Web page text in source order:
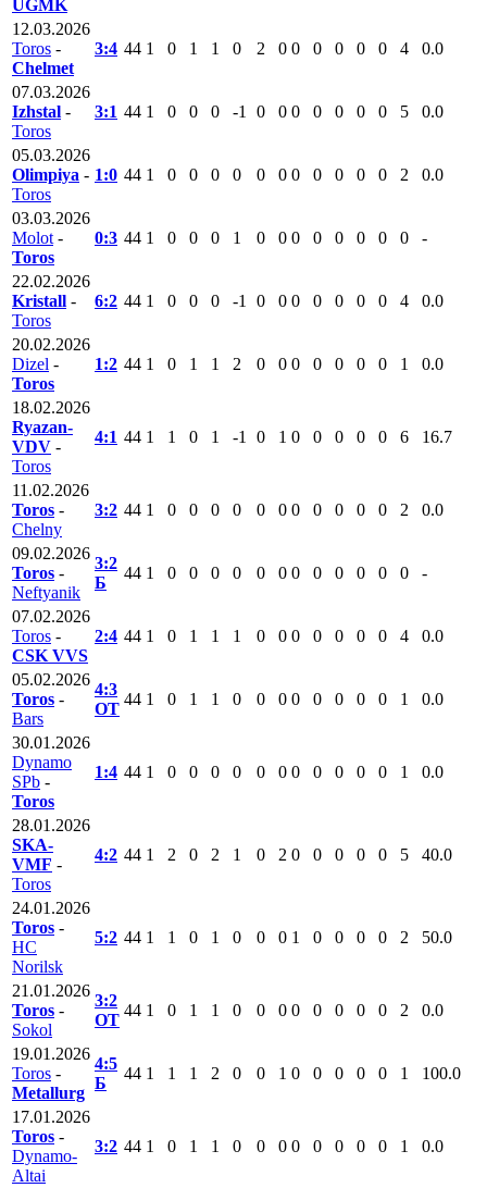
UGMK
12.03.2026
Toros -
Chelmet
3:4 44 1 0 1 1 0 2 0 0 0 0 0 0 4 0.0
07.03.2026
Izhstal -
Toros
3:1 44 1 0 0 0 -1 0 0 0 0 0 0 0 5 0.0
05.03.2026
Olimpiya -
Toros
1:0 44 1 0 0 0 0 0 0 0 0 0 0 0 2 0.0
03.03.2026
Molot -
Toros
0:3 44 1 0 0 0 1 0 0 0 0 0 0 0 0 -
22.02.2026
Kristall -
Toros
6:2 44 1 0 0 0 -1 0 0 0 0 0 0 0 4 0.0
20.02.2026
Dizel -
Toros
1:2 44 1 0 1 1 2 0 0 0 0 0 0 0 1 0.0
18.02.2026
Ryazan-
VDV -
Toros
4:1 44 1 1 0 1 -1 0 1 0 0 0 0 0 6 16.7
11.02.2026
Toros -
Chelny
3:2 44 1 0 0 0 0 0 0 0 0 0 0 0 2 0.0
09.02.2026
Toros -
Neftyanik
3:2
Б
44 1 0 0 0 0 0 0 0 0 0 0 0 0 -
07.02.2026
Toros -
CSK VVS
2:4 44 1 0 1 1 1 0 0 0 0 0 0 0 4 0.0
05.02.2026
Toros -
Bars
4:3
ОТ
44 1 0 1 1 0 0 0 0 0 0 0 0 1 0.0
30.01.2026
Dynamo
SPb -
Toros
1:4 44 1 0 0 0 0 0 0 0 0 0 0 0 1 0.0
28.01.2026
SKA-
VMF -
Toros
4:2 44 1 2 0 2 1 0 2 0 0 0 0 0 5 40.0
24.01.2026
Toros -
HC
Norilsk
5:2 44 1 1 0 1 0 0 0 1 0 0 0 0 2 50.0
21.01.2026
Toros -
Sokol
3:2
ОТ
44 1 0 1 1 0 0 0 0 0 0 0 0 2 0.0
19.01.2026
Toros -
Metallurg
4:5
Б
44 1 1 1 2 0 0 1 0 0 0 0 0 1 100.0
17.01.2026
Toros -
Dynamo-
Altai
3:2 44 1 0 1 1 0 0 0 0 0 0 0 0 1 0.0